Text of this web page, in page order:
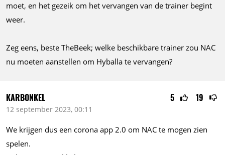
moet, en het gezeik om het vervangen van de trainer begint
weer.
Zeg eens, beste TheBeek; welke beschikbare trainer zou NAC
nu moeten aanstellen om Hyballa te vervangen?
5 19
KARBONKEL
12 september 2023, 00:11
We krijgen dus een corona app 2.0 om NAC te mogen zien
spelen.